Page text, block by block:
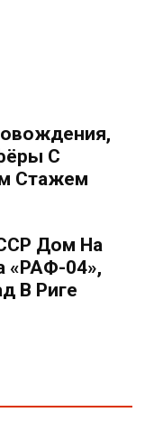
С
Стажем
Дом На
«РАФ-04»,
В Риге